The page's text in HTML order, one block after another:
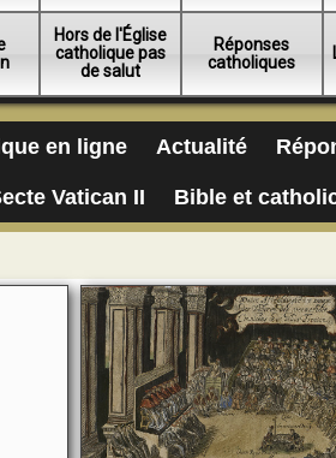
Hors de l'Église
catholique pas
de salut
Réponses
catholiques
en ligne Actualité
Vatican II Bible et